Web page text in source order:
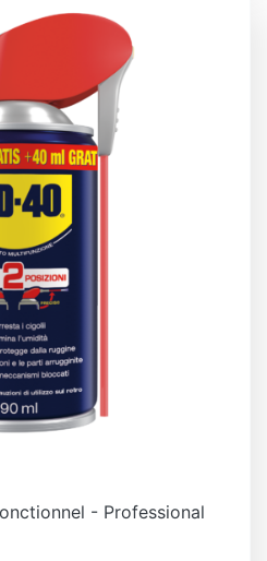
- Professional